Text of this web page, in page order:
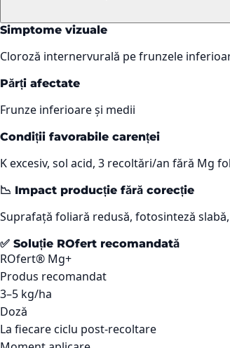
Simptome vizuale
Cloroză internervurală pe frunzele
Părți afectate
Frunze inferioare și medii
Condiții favorabile carenței
K excesiv, sol acid, 3 recoltări/an fără Mg
📉 Impact producție fără corecție
Suprafață foliară redusă, fotosinteză
✅ Soluție ROfert recomandată
ROfert® Mg+
Produs recomandat
3–5 kg/ha
Doză
La fiecare ciclu post-recoltare